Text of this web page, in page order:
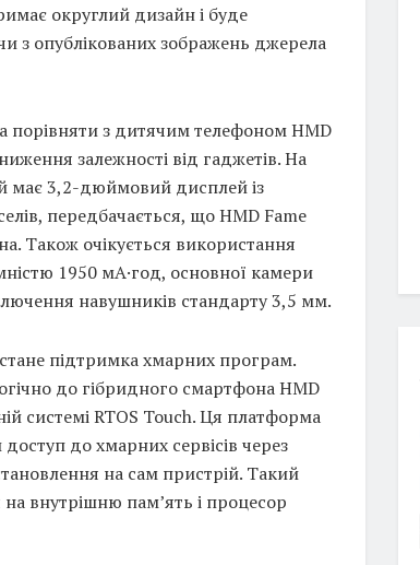
округлий дизайн і буде
з опублікованих зображень джерела
порівняти з дитячим телефоном HMD
залежності від гаджетів. На
має 3,2-дюймовий дисплей із
передбачається, що HMD Fame
Також очікується використання
1950 мА·год, основної камери
навушників стандарту 3,5 мм.
підтримка хмарних програм.
до гібридного смартфона HMD
системі RTOS Touch. Ця платформа
до хмарних сервісів через
на сам пристрій. Такий
внутрішню пам’ять і процесор